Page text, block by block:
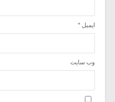
ایمیل *
وب‌ سایت